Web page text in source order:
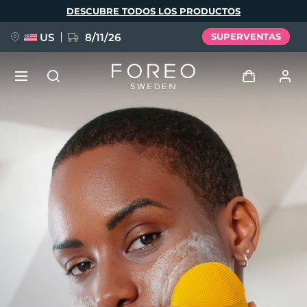
DESCUBRE TODOS LOS PRODUCTOS
US 8/11/26 SUPERVENTAS
Iniciar sesión
Perfil de usuario
Mis dispositivos
Mis pedidos
Mis direcciones
Mis suscripciones
NUEVO
FAQ™ Pure Beauty-Tech Elixir
BREAKING NEWS
issa™ Teeth Whitening Set
Idioma
English Deutsch
Español
Français
Italiano
Português
Svenska
Русский
Türkçe
简体中文 繁體中文